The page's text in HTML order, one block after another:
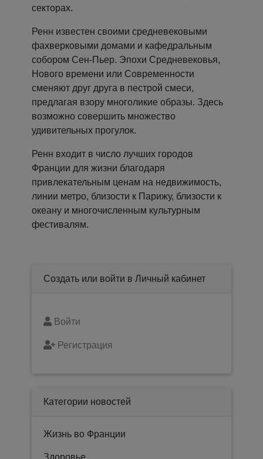
секторах.
Ренн известен своими средневековыми
фахверковыми домами и кафедральным
собором Сен-Пьер. Эпохи Средневековья,
Нового времени или Современности
сменяют друг друга в пестрой смеси,
предлагая взору многоликие образы. Здесь
возможно совершить множество
удивительных прогулок.
Ренн входит в число лучших городов
Франции для жизни благодаря
привлекательным ценам на недвижимость,
линии метро, ​​близости к Парижу, близости к
океану и многочисленным культурным
фестивалям.
Создать или войти в Личный кабинет
Войти
Регистрация
Категории новостей
Жизнь во Франции